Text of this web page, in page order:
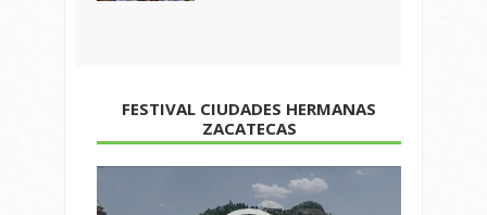
FESTIVAL CIUDADES HERMANAS
ZACATECAS
de